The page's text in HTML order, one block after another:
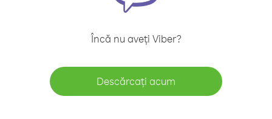
Încă nu aveți Viber?
Descărcați acum